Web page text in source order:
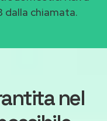
chiamata.
nel